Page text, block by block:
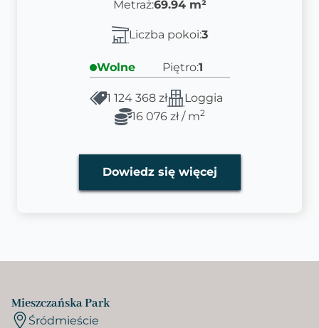
Metraż:69.94 m²
Liczba pokoi:3
Wolne Piętro:1
1 124 368 zł
Loggia
16 076 zł / m2
Dowiedz się więcej
Mieszczańska Park
Śródmieście